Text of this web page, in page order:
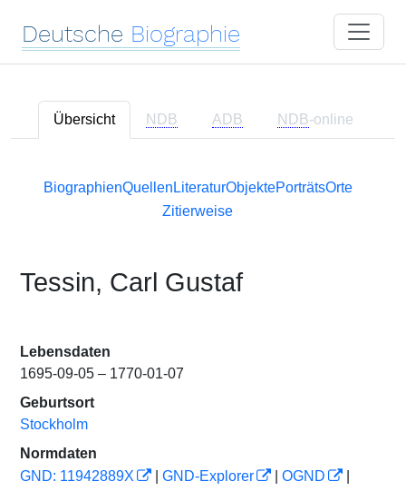
Deutsche Biographie
Übersicht NDB ADB NDB-online
BiographienQuellen LiteraturObjektePorträtsOrte
Zitierweise
Tessin, Carl Gustaf
Lebensdaten
1695-09-05 – 1770-01-07
Geburtsort
Stockholm
Normdaten
GND: 11942889X
GND-Explorer OGND